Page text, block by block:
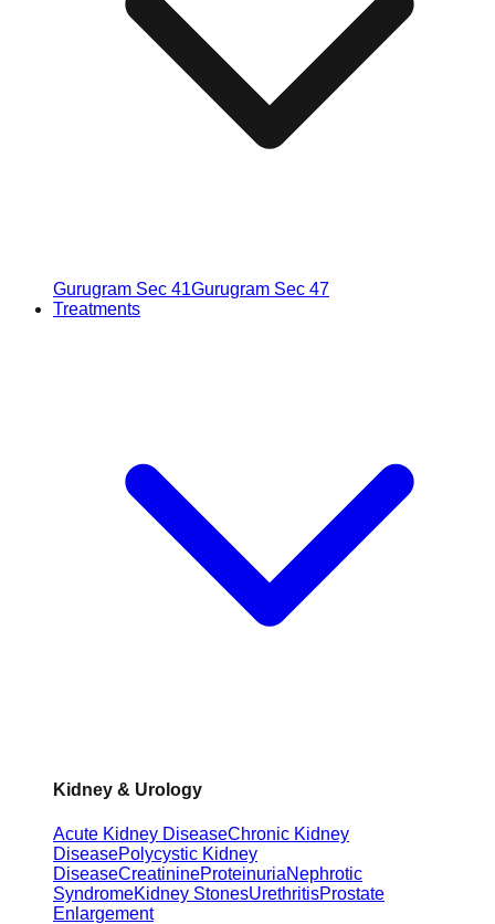
Gurugram Sec 41Gurugram Sec 47
Treatments
Kidney & Urology
Acute Kidney DiseaseChronic Kidney
DiseasePolycystic Kidney
DiseaseCreatinineProteinuriaNephrotic
SyndromeKidney StonesUrethritisProstate
Enlargement